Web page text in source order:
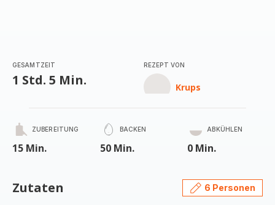
GESAMTZEIT
1 Std. 5 Min.
REZEPT VON
Krups
ZUBEREITUNG
15 Min.
BACKEN
50 Min.
ABKÜHLEN
0 Min.
Zutaten 6 Personen